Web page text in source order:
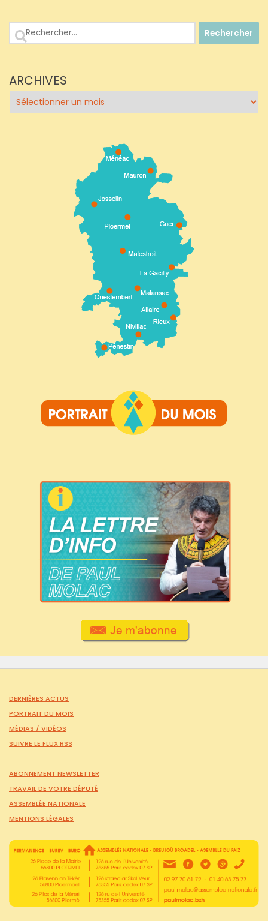
Rechercher :
ARCHIVES
Archives
DERNIÈRES ACTUS
PORTRAIT DU MOIS
MÉDIAS / VIDÉOS
SUIVRE LE FLUX RSS
ABONNEMENT NEWSLETTER
TRAVAIL DE VOTRE DÉPUTÉ
ASSEMBLÉE NATIONALE
MENTIONS LÉGALES